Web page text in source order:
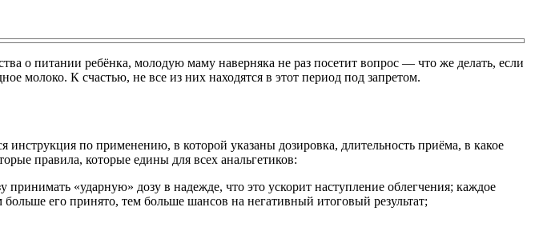
о питании ребёнка, молодую маму наверняка не раз посетит вопрос — что же делать, если
молоко. К счастью, не все из них находятся в этот период под запретом.
инструкция по применению, в которой указаны дозировка, длительность приёма, в какое
правила, которые едины для всех анальгетиков:
«ударную» дозу в надежде, что это ускорит наступление облегчения; каждое
его принято, тем больше шансов на негативный итоговый результат;